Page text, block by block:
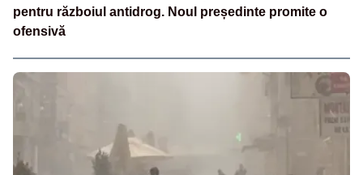
pentru războiul antidrog. Noul președinte promite o
ofensivă